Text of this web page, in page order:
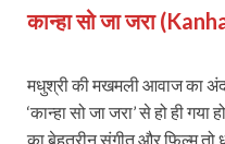
कान्हा सो जा जरा
मधुश्री की मखमली आवाज का
‘कान्हा सो जा जरा’ से हो ही
का बेहतरीन संगीत और फिल्म तो